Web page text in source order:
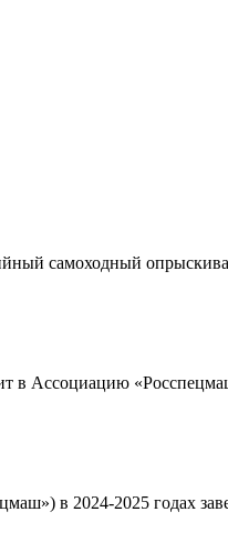
самоходный
в Ассоциацию
в 2024-2025 годах